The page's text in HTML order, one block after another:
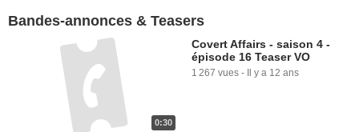
Bandes-annonces & Teasers
0:30
Covert Affairs - saison 4 -
épisode 16 Teaser VO
1 267 vues - Il y a 12 ans